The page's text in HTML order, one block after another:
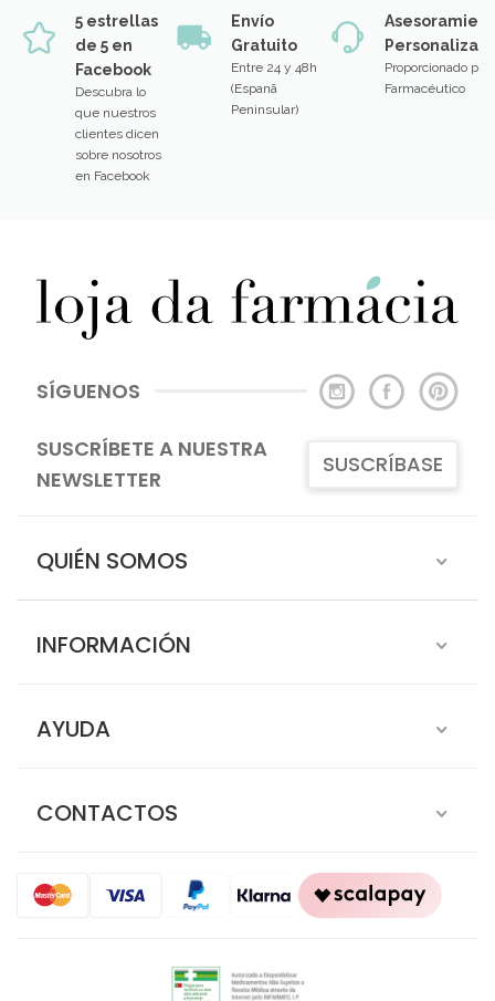
5 estrellas
de 5 en
Facebook
Descubra lo
que nuestros
clientes dicen
sobre nosotros
en Facebook
Envío
Gratuito
Entre 24 y 48h
(Espanã
Peninsular)
Proporcionado por
Farmacéutico
SÍGUENOS
SUSCRÍBETE A NUESTRA
NEWSLETTER
SUSCRÍBASE
QUIÉN SOMOS
INFORMACIÓN
AYUDA
CONTACTOS